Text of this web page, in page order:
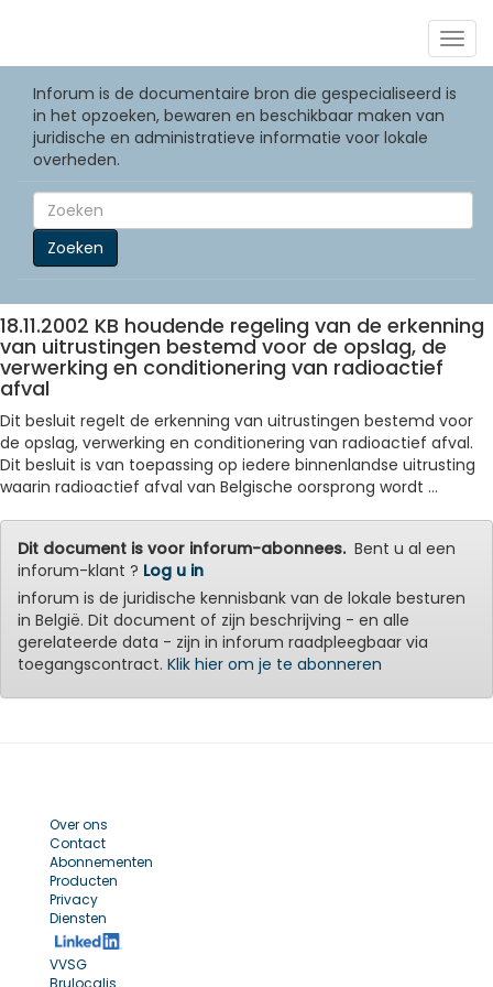
Inforum is de documentaire bron die gespecialiseerd is
in het opzoeken, bewaren en beschikbaar maken van
juridische en administratieve informatie voor lokale
overheden.
Zoeken
18.11.2002 KB houdende regeling van de erkenning
van uitrustingen bestemd voor de opslag, de
verwerking en conditionering van radioactief
afval
Dit besluit regelt de erkenning van uitrustingen bestemd voor
de opslag, verwerking en conditionering van radioactief afval.
Dit besluit is van toepassing op iedere binnenlandse uitrusting
waarin radioactief afval van Belgische oorsprong wordt ...
Dit document is voor inforum-abonnees.Bent u al een
inforum-klant ? Log u in
inforum is de juridische kennisbank van de lokale besturen
in België. Dit document of zijn beschrijving - en alle
gerelateerde data - zijn in inforum raadpleegbaar via
toegangscontract. Klik hier om je te abonneren
Over ons
Contact
Abonnementen
Producten
Privacy
Diensten
VVSG
Brulocalis